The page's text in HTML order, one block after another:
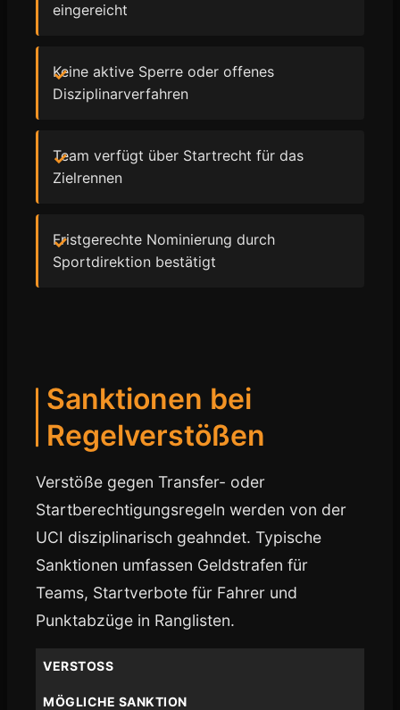
eingereicht
Keine aktive Sperre oder offenes
Disziplinarverfahren
Team verfügt über Startrecht für das
Zielrennen
Fristgerechte Nominierung durch
Sportdirektion bestätigt
Sanktionen bei
Regelverstößen
Verstöße gegen Transfer- oder
Startberechtigungsregeln werden von der
UCI disziplinarisch geahndet. Typische
Sanktionen umfassen Geldstrafen für
Teams, Startverbote für Fahrer und
Punktabzüge in Ranglisten.
VERSTOSS
MÖGLICHE SANKTION